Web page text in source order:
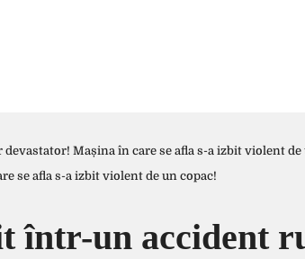
Mașina în care se afla s-a izbit violent de
într-un accident